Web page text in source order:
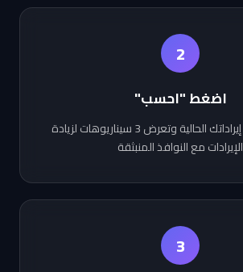
2
اضغط "احسب"
الحاسبة تحسب إيراداتك الحالية وتعرض 3 سيناريوهات لزيادة
الإيرادات مع النوافذ المنبثقة
3